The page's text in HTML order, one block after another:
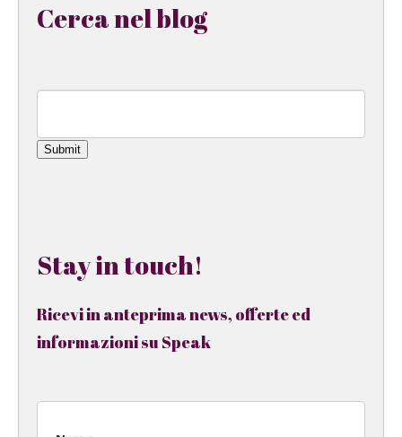
Cerca nel blog
Submit
Stay in touch!
Ricevi in anteprima news, offerte ed
informazioni su Speak